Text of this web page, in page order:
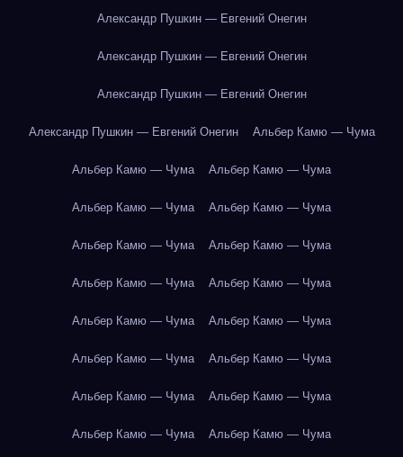
Александр Пушкин — Евгений Онегин
Александр Пушкин — Евгений Онегин
Александр Пушкин — Евгений Онегин
Александр Пушкин — Евгений Онегин Альбер Камю — Чума
Альбер Камю — Чума Альбер Камю — Чума
Альбер Камю — Чума Альбер Камю — Чума
Альбер Камю — Чума Альбер Камю — Чума
Альбер Камю — Чума Альбер Камю — Чума
Альбер Камю — Чума Альбер Камю — Чума
Альбер Камю — Чума Альбер Камю — Чума
Альбер Камю — Чума Альбер Камю — Чума
Альбер Камю — Чума Альбер Камю — Чума